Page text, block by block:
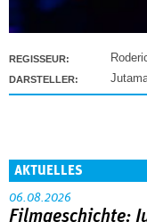
REGISSEUR:
DARSTELLER:
AKTUELLES
06.08.2026
Filmgeschichte: